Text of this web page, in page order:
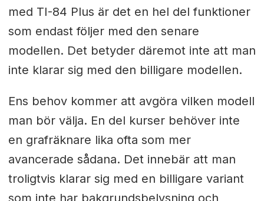
med TI-84 Plus är det en hel del funktioner
som endast följer med den senare
modellen. Det betyder däremot inte att man
inte klarar sig med den billigare modellen.
Ens behov kommer att avgöra vilken modell
man bör välja. En del kurser behöver inte
en grafräknare lika ofta som mer
avancerade sådana. Det innebär att man
troligtvis klarar sig med en billigare variant
som inte har bakgrundsbelysning och